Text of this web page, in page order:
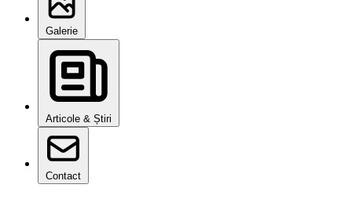
Galerie
Articole & Știri
Contact